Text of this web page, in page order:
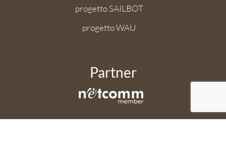
progetto SAILBOT
progetto WAU
Partner